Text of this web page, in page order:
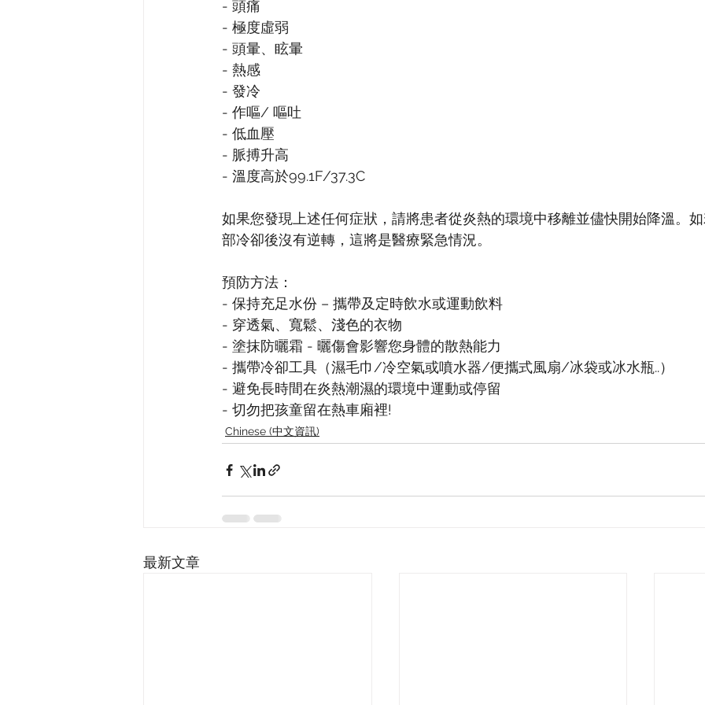
- 頭痛
- 極度虛弱
- 頭暈、眩暈
- 熱感
- 發冷
- 作嘔/ 嘔吐
- 低血壓
- 脈搏升高
- 溫度高於99.1F/37.3C
如果您發現上述任何症狀，請將患者從炎熱的環境中移離並儘快開始降溫。
部冷卻後沒有逆轉，這將是醫療緊急情況。
預防方法：
- 保持充足水份 – 攜帶及定時飲水或運動飲料
- 穿透氣、寬鬆、淺色的衣物
- 塗抹防曬霜 - 曬傷會影響您身體的散熱能力
- 攜帶冷卻工具（濕毛巾/冷空氣或噴水器/便攜式風扇/冰袋或冰水瓶..）
- 避免長時間在炎熱潮濕的環境中運動或停留
- 切勿把孩童留在熱車廂裡!
Chinese (中文資訊)
最新文章